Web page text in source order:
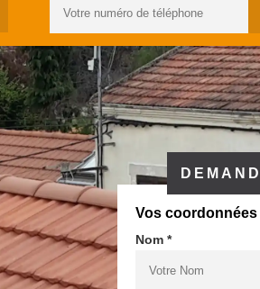
Vos coordonnées
Nom *